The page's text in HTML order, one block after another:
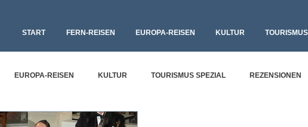
START FERN-REISEN EUROPA-REISEN KULTUR
EUROPA-REISEN KULTUR TOURISMUS SPEZIAL REZENSIONEN